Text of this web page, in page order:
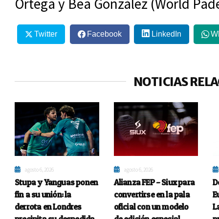
Ortega y Bea González (World
Twitter Facebook LinkedIn
NOTICIAS
agosto 6, 2026
Stupa y Yanguas ponen
fin a su unión: la
derrota en Londres
agosto 6, 2026
Alianza FEP – Siux para
convertirse en la pala
oficial con un modelo